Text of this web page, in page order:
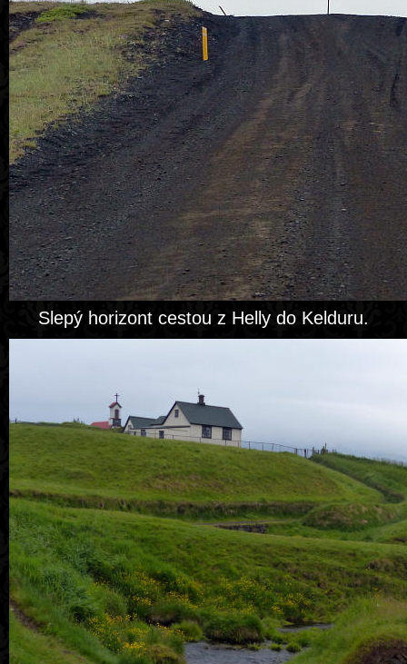
Slepý horizont cestou z Helly do Kelduru.